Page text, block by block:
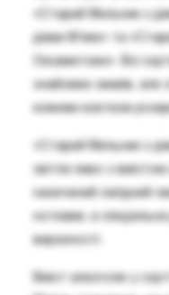
«Старий Мельник з
діжки М’яке» та
Оксамитове». Всі
знайомих смаків, але
кожним ковтком
«Старий Мельник з
світле пиво з
насичений лагідний
нотками, а
Вміст алкоголю у